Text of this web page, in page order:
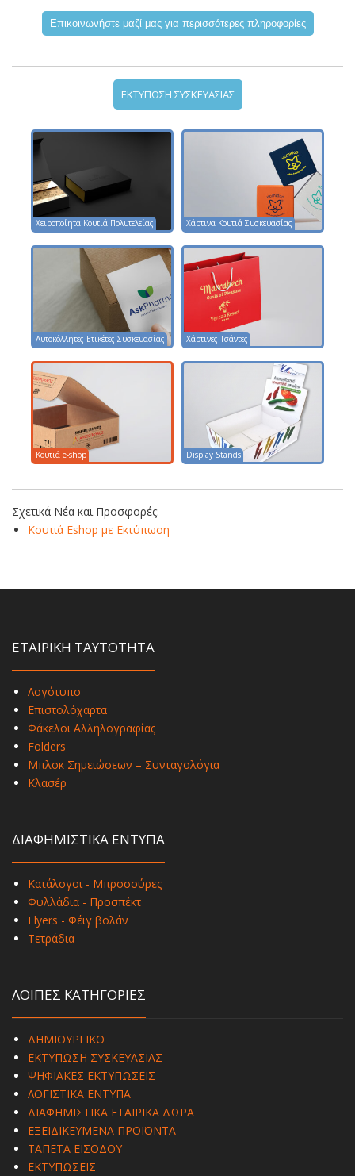
ΕΚΤΥΠΩΣΗ ΣΥΣΚΕΥΑΣΙΑΣ
Χειροποίητα Κουτιά Πολυτελείας Χάρτινα Κουτιά Συσκευασίας
Αυτοκόλλητες Ετικέτες Συσκευασίας Χάρτινες Τσάντες
Κουτιά e-shop Display Stands
Σχετικά Νέα και Προσφορές:
Κουτιά Eshop με Εκτύπωση
ΕΤΑΙΡΙΚΗ ΤΑΥΤΟΤΗΤΑ
Λογότυπο
Επιστολόχαρτα
Φάκελοι Αλληλογραφίας
Folders
Μπλοκ Σημειώσεων – Συνταγολόγια
Κλασέρ
ΔΙΑΦΗΜΙΣΤΙΚΑ ΕΝΤΥΠΑ
Κατάλογοι - Μπροσούρες
Φυλλάδια - Προσπέκτ
Flyers - Φέιγ βολάν
Τετράδια
ΛΟΙΠΕΣ ΚΑΤΗΓΟΡΙΕΣ
ΔΗΜΙΟΥΡΓΙΚΟ
ΕΚΤΥΠΩΣΗ ΣΥΣΚΕΥΑΣΙΑΣ
ΨΗΦΙΑΚΕΣ ΕΚΤΥΠΩΣΕΙΣ
ΛΟΓΙΣΤΙΚΑ ΕΝΤΥΠΑ
ΔΙΑΦΗΜΙΣΤΙΚΑ ΕΤΑΙΡΙΚΑ ΔΩΡΑ
ΕΞΕΙΔΙΚΕΥΜΕΝΑ ΠΡΟΪΟΝΤΑ
ΤΑΠΕΤΑ ΕΙΣΟΔΟΥ
ΕΚΤΥΠΩΣΕΙΣ